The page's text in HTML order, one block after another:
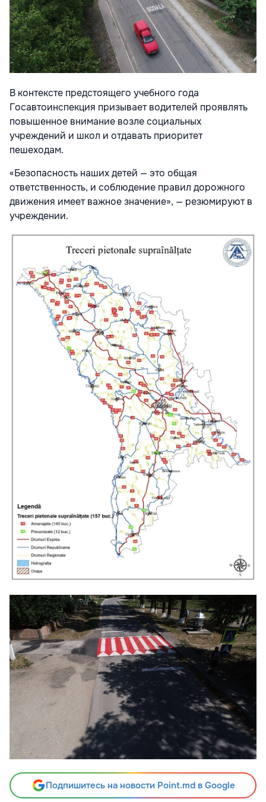
В контексте предстоящего учебного года
Госавтоинспекция призывает водителей проявлять
повышенное внимание возле социальных
учреждений и школ и отдавать приоритет
пешеходам.
«Безопасность наших детей — это общая
ответственность, и соблюдение правил дорожного
движения имеет важное значение», — резюмируют в
учреждении.
Подпишитесь на новости Point.md в Google